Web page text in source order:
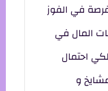
في الفوز
المال في
احتمال
و